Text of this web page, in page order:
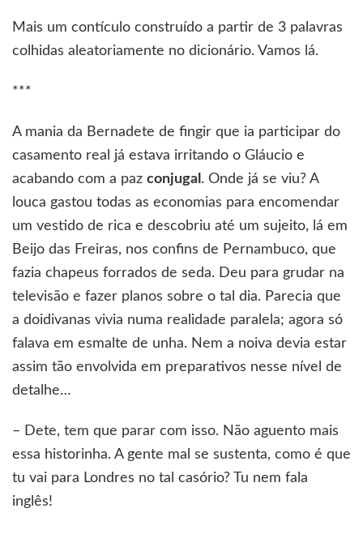
Mais um contículo construído a partir de 3 palavras
colhidas aleatoriamente no dicionário. Vamos lá.
***
A mania da Bernadete de fingir que ia participar do
casamento real já estava irritando o Gláucio e
acabando com a paz conjugal . Onde já se viu? A
louca gastou todas as economias para encomendar
um vestido de rica e descobriu até um sujeito, lá em
Beijo das Freiras, nos confins de Pernambuco, que
fazia chapeus forrados de seda. Deu para grudar na
televisão e fazer planos sobre o tal dia. Parecia que
a doidivanas vivia numa realidade paralela; agora só
falava em esmalte de unha. Nem a noiva devia estar
assim tão envolvida em preparativos nesse nível de
detalhe…
– Dete, tem que parar com isso. Não aguento mais
essa historinha. A gente mal se sustenta, como é que
tu vai para Londres no tal casório? Tu nem fala
inglês!